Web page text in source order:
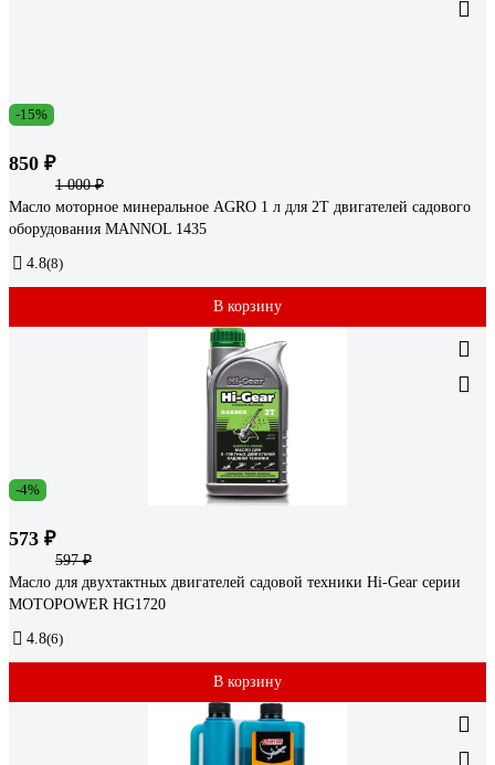
-15%
850 ₽
1 000 ₽
Масло моторное минеральное AGRO 1 л для 2Т двигателей садового
оборудования MANNOL 1435
4.8(8)
В корзину
-4%
573 ₽
597 ₽
Масло для двухтактных двигателей садовой техники Hi-Gear серии
MOTOPOWER HG1720
4.8(6)
В корзину